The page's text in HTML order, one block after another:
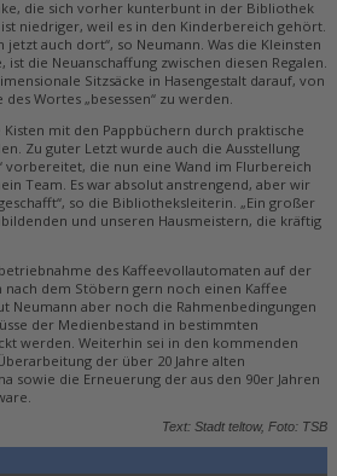
die sich vorher kunterbunt in der Bibliothek
niedriger, weil es in den Kinderbereich gehört.
jetzt auch dort“, so Neumann. Was die Kleinsten
die Neuanschaffung zwischen diesen Regalen.
Sitzsäcke in Hasengestalt darauf, von
Wortes „besessen“ zu werden.
mit den Pappbüchern durch praktische
Zu guter Letzt wurde auch die Ausstellung
vorbereitet, die nun eine Wand im Flurbereich
Team. Es war absolut anstrengend, aber wir
so die Bibliotheksleiterin. „Ein großer
und unseren Hausmeistern, die kräftig
des Kaffeevollautomaten auf der
nach dem Stöbern gern noch einen Kaffee
Neumann aber noch die Rahmenbedingungen
der Medienbestand in bestimmten
werden. Weiterhin sei in den kommenden
der über 20 Jahre alten
sowie die Erneuerung der aus den 90er Jahren
Text: Stadt teltow, Foto: TSB